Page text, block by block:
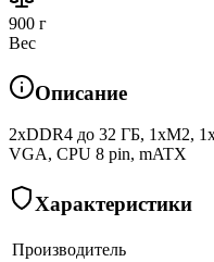
900 г
Вес
Описание
2xDDR4 до 32 ГБ, 1xM2,
VGA, CPU 8 pin, mATX
Характеристики
Производитель